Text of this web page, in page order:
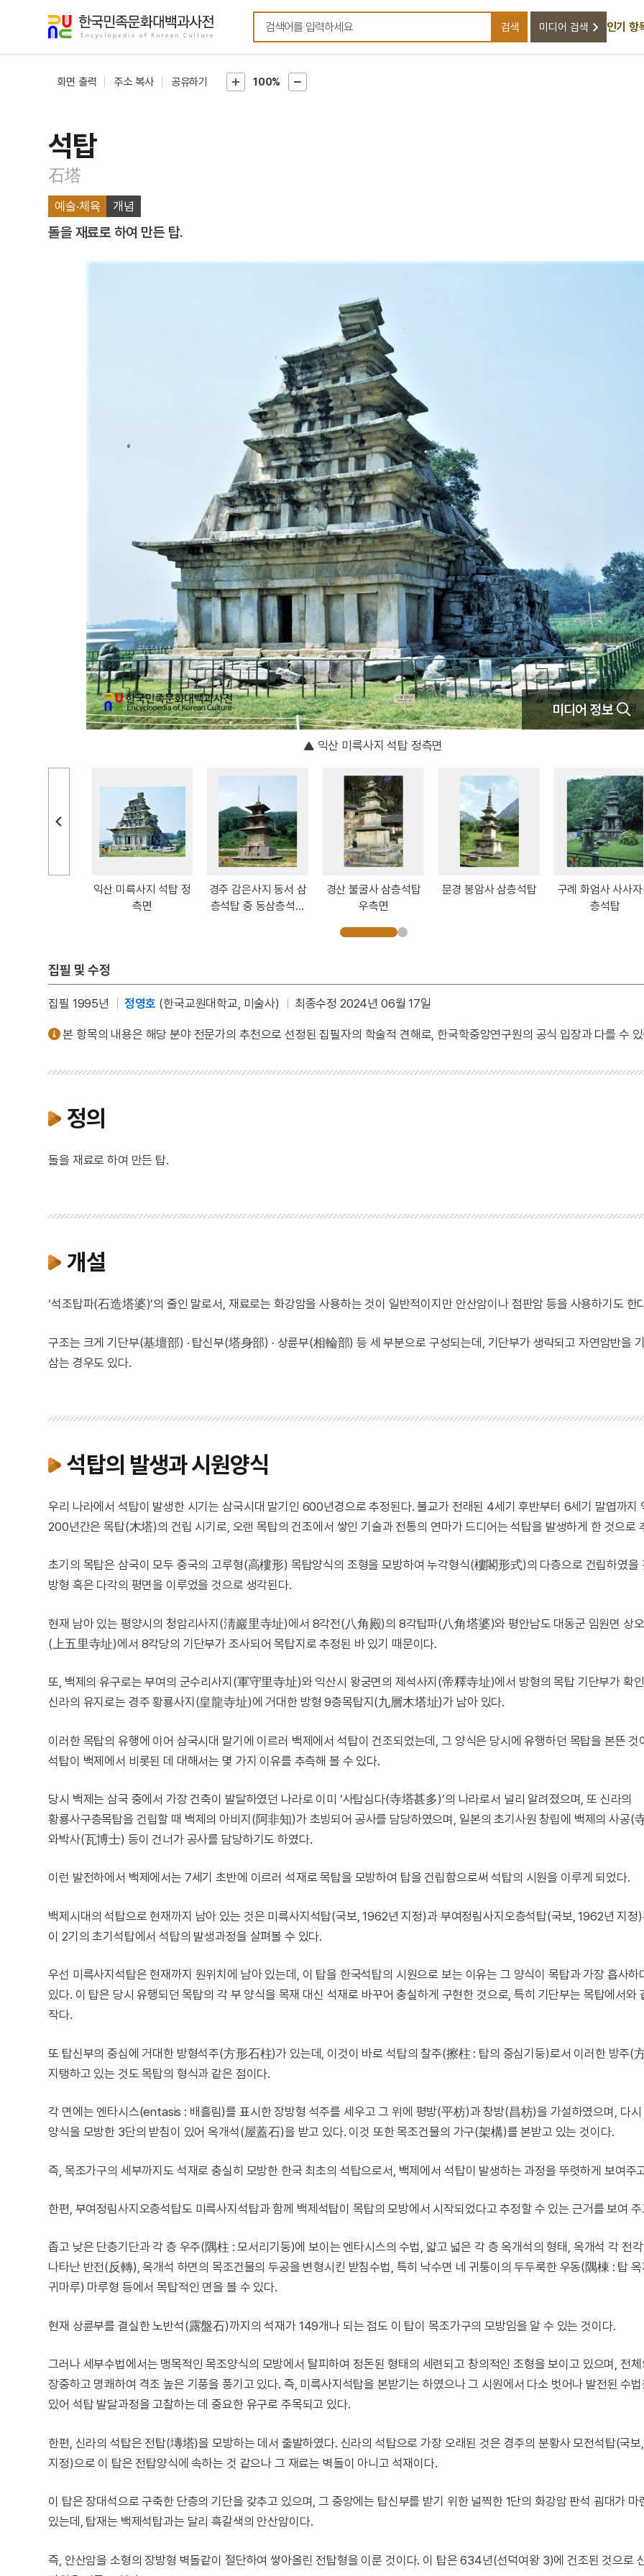
검색어를 입력하세요
검색 미디어 검색 인기 항
화면 출력 주소 복사 공유하기 100%
석탑
石塔
예술·체육 개념
돌을 재료로 하여 만든 탑.
미디어 정보
익산 미륵사지 석탑 정측면
익산 미륵사지 석탑 정
측면
경주 감은사지 동서 삼
층석탑 중 동삼층석탑
경산 불굴사 삼층석탑
우측면
문경 봉암사 삼층석탑
구례 화엄사 사사
층석탑
집필 및 수정
집필 1995년 정영호 (한국교원대학교, 미술사) 최종수정 2024년 06월 17일
본 항목의 내용은 해당 분야 전문가의 추천으로 선정된 집필자의 학술적 견해로, 한국학중앙연구원의 공식 입장과 다를 수
정의
돌을 재료로 하여 만든 탑.
개설
‘석조탑파(石造塔婆)’의 줄인 말로서, 재료로는 화강암을 사용하는 것이 일반적이지만 안산암이나 점판암 등을 사용하기도 한
구조는 크게 기단부(基壇部) · 탑신부(塔身部) · 상륜부(相輪部) 등 세 부분으로 구성되는데, 기단부가 생략되고 자연암반을
삼는 경우도 있다.
석탑의 발생과 시원양식
우리 나라에서 석탑이 발생한 시기는 삼국시대 말기인 600년경으로 추정된다. 불교가 전래된 4세기 후반부터 6세기 말엽까지
200년간은 목탑(木塔)의 건립 시기로, 오랜 목탑의 건조에서 쌓인 기술과 전통의 연마가 드디어는 석탑을 발생하게 한 것으로
초기의 목탑은 삼국이 모두 중국의 고루형(高樓形) 목탑양식의 조형을 모방하여 누각형식(樓閣形式)의 다층으로 건립하였을
방형 혹은 다각의 평면을 이루었을 것으로 생각된다.
현재 남아 있는 평양시의 청암리사지(淸巖里寺址)에서 8각전(八角殿)의 8각탑파(八角塔婆)와 평안남도 대동군 임원면 상
(上五里寺址)에서 8각당의 기단부가 조사되어 목탑지로 추정된 바 있기 때문이다.
또, 백제의 유구로는 부여의 군수리사지(軍守里寺址)와 익산시 왕궁면의 제석사지(帝釋寺址)에서 방형의 목탑 기단부가 확
신라의 유지로는 경주 황룡사지(皇龍寺址)에 거대한 방형 9층목탑지(九層木塔址)가 남아 있다.
이러한 목탑의 유행에 이어 삼국시대 말기에 이르러 백제에서 석탑이 건조되었는데, 그 양식은 당시에 유행하던 목탑을 본뜬 것
석탑이 백제에서 비롯된 데 대해서는 몇 가지 이유를 추측해 볼 수 있다.
당시 백제는 삼국 중에서 가장 건축이 발달하였던 나라로 이미 ‘사탑심다(寺塔甚多)’의 나라로서 널리 알려졌으며, 또 신라의
황룡사구층목탑을 건립할 때 백제의 아비지(阿非知)가 초빙되어 공사를 담당하였으며, 일본의 초기사원 창립에 백제의 사공(
와박사(瓦博士) 등이 건너가 공사를 담당하기도 하였다.
이런 발전하에서 백제에서는 7세기 초반에 이르러 석재로 목탑을 모방하여 탑을 건립함으로써 석탑의 시원을 이루게 되었다.
백제시대의 석탑으로 현재까지 남아 있는 것은 미륵사지석탑(국보, 1962년 지정)과 부여정림사지오층석탑(국보, 1962년 지정
이 2기의 초기석탑에서 석탑의 발생과정을 살펴볼 수 있다.
우선 미륵사지석탑은 현재까지 원위치에 남아 있는데, 이 탑을 한국석탑의 시원으로 보는 이유는 그 양식이 목탑과 가장 흡사하
있다. 이 탑은 당시 유행되던 목탑의 각 부 양식을 목재 대신 석재로 바꾸어 충실하게 구현한 것으로, 특히 기단부는 목탑에서와
작다.
또 탑신부의 중심에 거대한 방형석주(方形石柱)가 있는데, 이것이 바로 석탑의 찰주(擦柱 : 탑의 중심기둥)로서 이러한 방주(
지탱하고 있는 것도 목탑의 형식과 같은 점이다.
각 면에는 엔타시스(entasis : 배흘림)를 표시한 장방형 석주를 세우고 그 위에 평방(平枋)과 창방(昌枋)을 가설하였으며, 다
양식을 모방한 3단의 받침이 있어 옥개석(屋蓋石)을 받고 있다. 이것 또한 목조건물의 가구(架構)를 본받고 있는 것이다.
즉, 목조가구의 세부까지도 석재로 충실히 모방한 한국 최초의 석탑으로서, 백제에서 석탑이 발생하는 과정을 뚜렷하게 보여주
한편, 부여정림사지오층석탑도 미륵사지석탑과 함께 백제석탑이 목탑의 모방에서 시작되었다고 추정할 수 있는 근거를 보여
좁고 낮은 단층기단과 각 층 우주(隅柱 : 모서리기둥)에 보이는 엔타시스의 수법, 얇고 넓은 각 층 옥개석의 형태, 옥개석 각 전
나타난 반전(反轉), 옥개석 하면의 목조건물의 두공을 변형시킨 받침수법, 특히 낙수면 네 귀퉁이의 두두룩한 우동(隅棟 : 탑
귀마루) 마루형 등에서 목탑적인 면을 볼 수 있다.
현재 상륜부를 결실한 노반석(露盤石)까지의 석재가 149개나 되는 점도 이 탑이 목조가구의 모방임을 알 수 있는 것이다.
그러나 세부수법에서는 맹목적인 목조양식의 모방에서 탈피하여 정돈된 형태의 세련되고 창의적인 조형을 보이고 있으며, 전
장중하고 명쾌하여 격조 높은 기풍을 풍기고 있다. 즉, 미륵사지석탑을 본받기는 하였으나 그 시원에서 다소 벗어나 발전된 수
있어 석탑 발달과정을 고찰하는 데 중요한 유구로 주목되고 있다.
한편, 신라의 석탑은 전탑(塼塔)을 모방하는 데서 출발하였다. 신라의 석탑으로 가장 오래된 것은 경주의 분황사 모전석탑(국
지정)으로 이 탑은 전탑양식에 속하는 것 같으나 그 재료는 벽돌이 아니고 석재이다.
이 탑은 장대석으로 구축한 단층의 기단을 갖추고 있으며, 그 중앙에는 탑신부를 받기 위한 널찍한 1단의 화강암 판석 굄대가 마
있는데, 탑재는 백제석탑과는 달리 흑갈색의 안산암이다.
즉, 안산암을 소형의 장방형 벽돌같이 절단하여 쌓아올린 전탑형을 이룬 것이다. 이 탑은 634년(선덕여왕 3)에 건조된 것으로